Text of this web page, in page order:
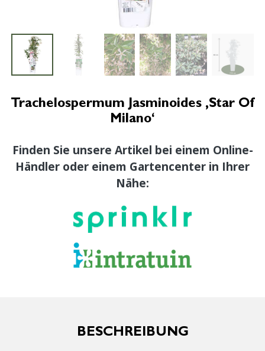
Trachelospermum Jasminoides ‚Star Of
Milano‘
Finden Sie unsere Artikel bei einem Online-
Händler oder einem Gartencenter in Ihrer
Nähe:
BESCHREIBUNG